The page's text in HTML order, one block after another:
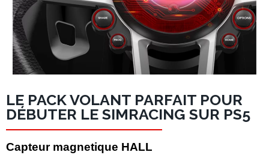
LE PACK VOLANT PARFAIT POUR
DÉBUTER LE SIMRACING SUR PS5
Capteur magnetique HALL